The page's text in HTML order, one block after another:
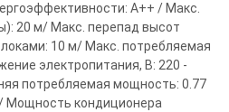
A++ / Макс.
20 м/ Макс. перепад высот
10 м/ Макс. потребляемая
электропитания, В: 220 -
потребляемая мощность: 0.77
Мощность кондиционера